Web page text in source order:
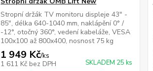
Stropní držák TV monitoru displeje 43" -
85", délka 640-1040 mm, naklápění 0° /
-12°, otočný 360°, vedení kabeláže, VESA
100x100 až 800x400, nosnost 75 kg
1 949 Kč/ks
1 611 Kč bez DPH SKLADEM 25 ks